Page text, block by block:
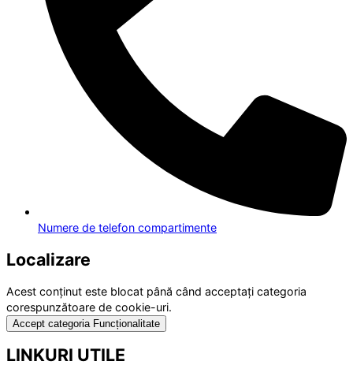
Numere de telefon compartimente
Localizare
Acest conținut este blocat până când acceptați categoria
corespunzătoare de cookie-uri.
Accept categoria Funcționalitate
LINKURI UTILE